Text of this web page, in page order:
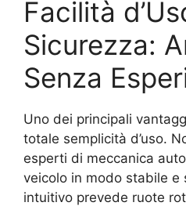
Facilità
Sicurezza:
Senza
Uno dei principali
totale semplicità d’uso.
esperti di meccanica
veicolo in modo stabile e
intuitivo prevede ruote